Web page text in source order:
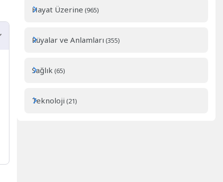
Hayat Üzerine (965)
Rüyalar ve Anlamları (355)
Sağlık (65)
Teknoloji (21)